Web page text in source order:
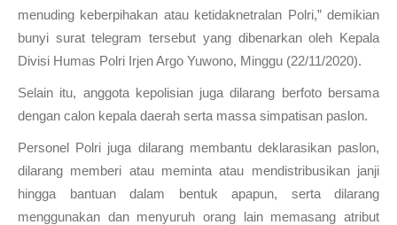
menuding keberpihakan atau ketidaknetralan Polri,” demikian
bunyi surat telegram tersebut yang dibenarkan oleh Kepala
Divisi Humas Polri Irjen Argo Yuwono, Minggu (22/11/2020).
Selain itu, anggota kepolisian juga dilarang berfoto bersama
dengan calon kepala daerah serta massa simpatisan paslon.
Personel Polri juga dilarang membantu deklarasikan paslon,
dilarang memberi atau meminta atau mendistribusikan janji
hingga bantuan dalam bentuk apapun, serta dilarang
menggunakan dan menyuruh orang lain memasang atribut